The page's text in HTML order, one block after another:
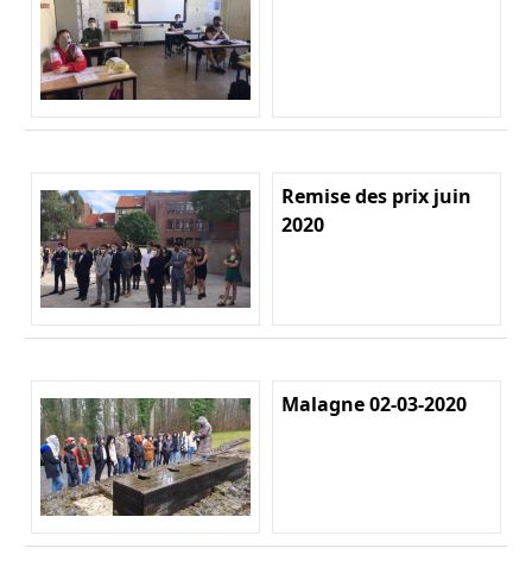
Remise des prix juin
2020
Malagne 02-03-2020